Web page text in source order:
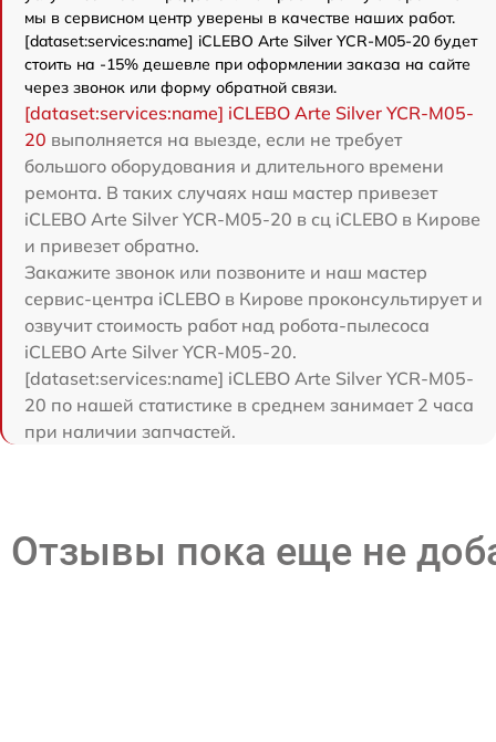
мы в сервисном центр уверены в качестве наших работ.
[dataset:services:name] iCLEBO Arte Silver YCR-M05-20 будет
стоить на -15% дешевле при оформлении заказа на сайте
через звонок или форму обратной связи.
[dataset:services:name] iCLEBO Arte Silver YCR-M05-
20 выполняется на выезде, если не требует
большого оборудования и длительного времени
ремонта. В таких случаях наш мастер привезет
iCLEBO Arte Silver YCR-M05-20 в сц iCLEBO в Кирове
и привезет обратно.
Закажите звонок или позвоните и наш мастер
сервис-центра iCLEBO в Кирове проконсультирует и
озвучит стоимость работ над робота-пылесоса
iCLEBO Arte Silver YCR-M05-20.
[dataset:services:name] iCLEBO Arte Silver YCR-M05-
20 по нашей статистике в среднем занимает 2 часа
при наличии запчастей.
Отзывы пока еще не